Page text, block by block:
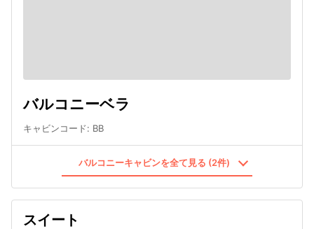
バルコニーベラ
キャビンコード: BB
バルコニーキャビンを全て見る (2件)
スイート